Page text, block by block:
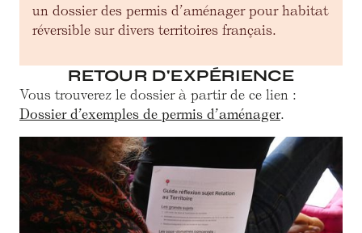
un dossier des permis d’aménager pour habitat
réversible sur divers territoires français.
RETOUR D'EXPÉRIENCE
Vous trouverez le dossier à partir de ce lien :
Dossier d’exemples de permis d’aménager.